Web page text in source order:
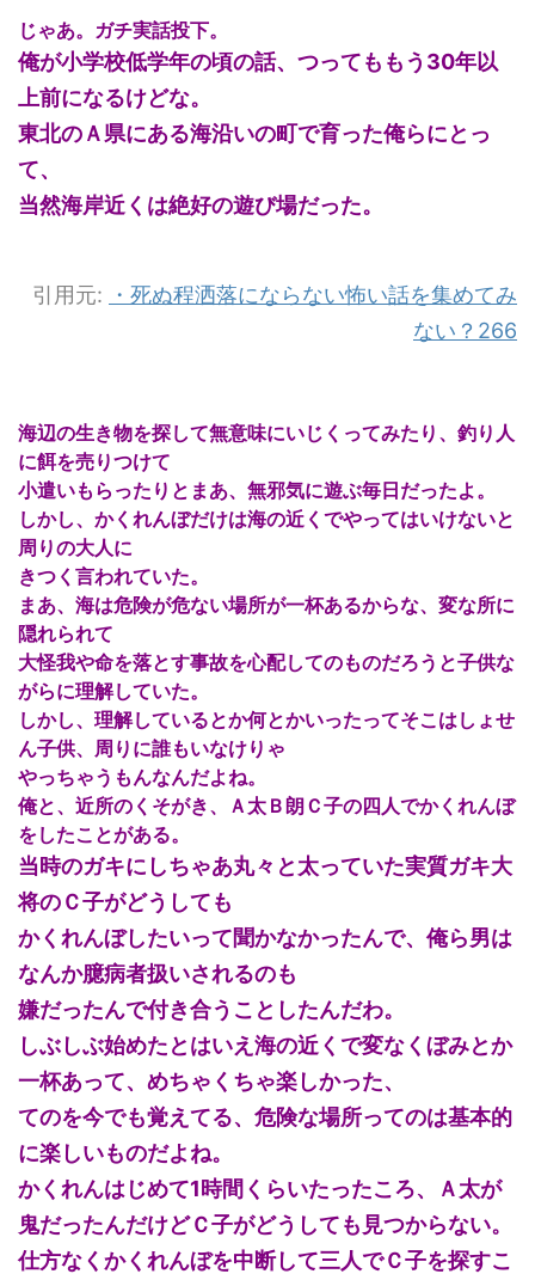
じゃあ。ガチ実話投下。
俺が小学校低学年の頃の話、つってももう30年以
上前になるけどな。
東北のＡ県にある海沿いの町で育った俺らにとっ
て、
当然海岸近くは絶好の遊び場だった。
引用元: ・ 死ぬ程洒落にならない怖い話を集めてみ
ない？266
海辺の生き物を探して無意味にいじくってみたり、釣り人
に餌を売りつけて
小遣いもらったりとまあ、無邪気に遊ぶ毎日だったよ。
しかし、かくれんぼだけは海の近くでやってはいけないと
周りの大人に
きつく言われていた。
まあ、海は危険が危ない場所が一杯あるからな、変な所に
隠れられて
大怪我や命を落とす事故を心配してのものだろうと子供な
がらに理解していた。
しかし、理解しているとか何とかいったってそこはしょせ
ん子供、周りに誰もいなけりゃ
やっちゃうもんなんだよね。
俺と、近所のくそがき、Ａ太Ｂ朗Ｃ子の四人でかくれんぼ
をしたことがある。
当時のガキにしちゃあ丸々と太っていた実質ガキ大
将のＣ子がどうしても
かくれんぼしたいって聞かなかったんで、俺ら男は
なんか臆病者扱いされるのも
嫌だったんで付き合うことしたんだわ。
しぶしぶ始めたとはいえ海の近くで変なくぼみとか
一杯あって、めちゃくちゃ楽しかった、
てのを今でも覚えてる、危険な場所ってのは基本的
に楽しいものだよね。
かくれんはじめて1時間くらいたったころ、Ａ太が
鬼だったんだけどＣ子がどうしても見つからない。
仕方なくかくれんぼを中断して三人でＣ子を探すこ